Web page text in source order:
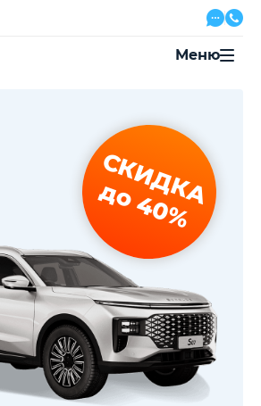
8 800 500-03-23
по 20:00, без выходных
улица, 2, к5
Перезвоните мне
Меню
СКИДКА
до 40%